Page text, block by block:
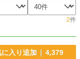
2件
に入り追加 4,379